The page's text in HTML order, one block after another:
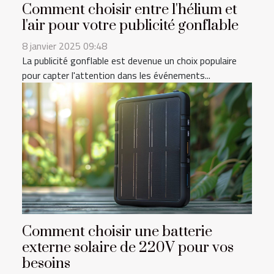
Comment choisir entre l'hélium et
l'air pour votre publicité gonflable
8 janvier 2025 09:48
La publicité gonflable est devenue un choix populaire
pour capter l'attention dans les événements...
Comment choisir une batterie
externe solaire de 220V pour vos
besoins